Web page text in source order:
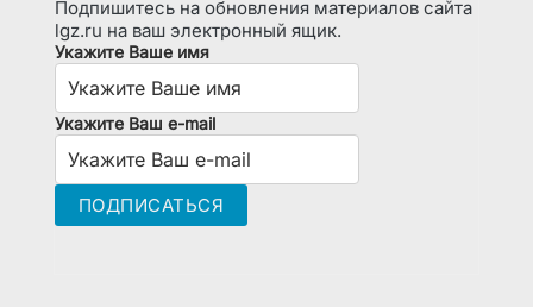
Подпишитесь на обновления материалов сайта
lgz.ru на ваш электронный ящик.
Укажите Ваше имя
Укажите Ваш e-mail